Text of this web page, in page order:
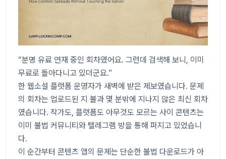
“분명 유료 연재 중인 회차였어요. 그런데 검색해 보니, 이미
무료로 돌아다니고 있더군요.”
한 웹소설 플랫폼 운영자가 새벽에 받은 제보였습니다. 문제
의 회차는 업로드된 지 불과 몇 분밖에 지나지 않은 최신 회차
였습니다. 작가도, 플랫폼도 아무것도 모르는 사이 콘텐츠는
이미 불법 커뮤니티와 텔레그램 방을 통해 퍼지고 있었습니
다.
이 순간부터 콘텐츠 앱의 문제는 단순한 불법 다운로드가 아